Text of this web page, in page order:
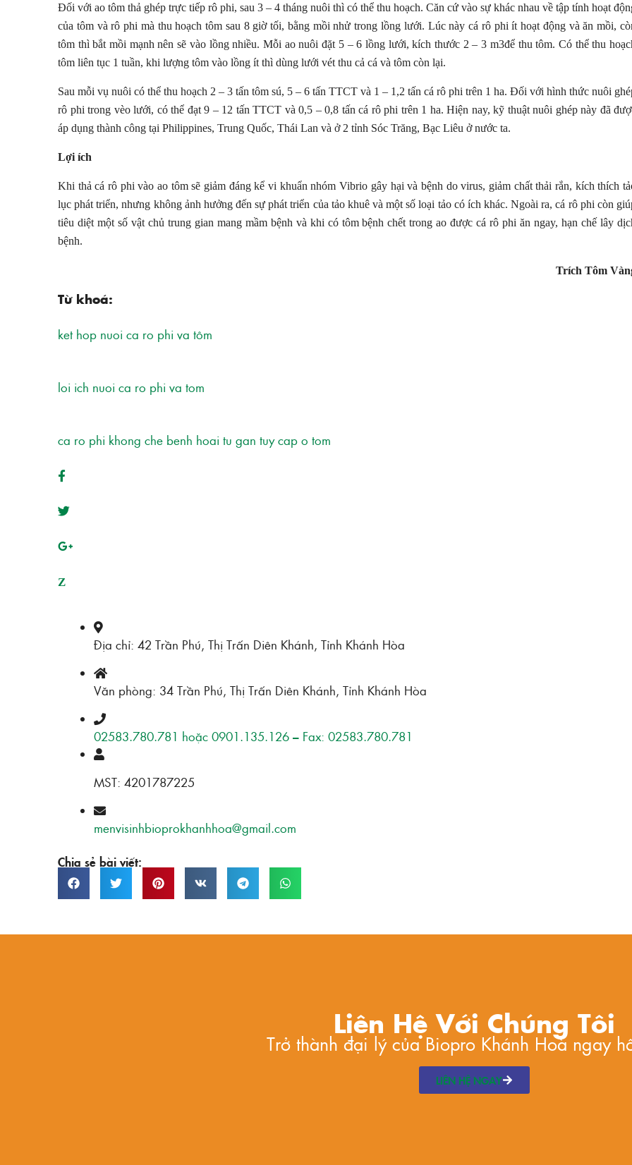
Đối với ao tôm thả ghép trực tiếp rô phi, sau 3 – 4 tháng nuôi thì có thể thu hoạch. Căn cứ vào sự khác nhau về tập tính hoạt
của tôm và rô phi mà thu hoạch tôm sau 8 giờ tối, bằng mồi nhử trong lồng lưới. Lúc này cá rô phi ít hoạt động và ăn mồi,
tôm thì bắt mồi mạnh nên sẽ vào lồng nhiều. Mỗi ao nuôi đặt 5 – 6 lồng lưới, kích thước 2 – 3 m3để thu tôm. Có thể thu
tôm liên tục 1 tuần, khi lượng tôm vào lồng ít thì dùng lưới vét thu cả cá và tôm còn lại.
Sau mỗi vụ nuôi có thể thu hoạch 2 – 3 tấn tôm sú, 5 – 6 tấn TTCT và 1 – 1,2 tấn cá rô phi trên 1 ha. Đối với hình thức nuôi
rô phi trong vèo lưới, có thể đạt 9 – 12 tấn TTCT và 0,5 – 0,8 tấn cá rô phi trên 1 ha. Hiện nay, kỹ thuật nuôi ghép này đã
áp dụng thành công tại Philippines, Trung Quốc, Thái Lan và ở 2 tỉnh Sóc Trăng, Bạc Liêu ở nước ta.
Lợi ích
Khi thả cá rô phi vào ao tôm sẽ giảm đáng kể vi khuẩn nhóm Vibrio gây hại và bệnh do virus, giảm chất thải rắn, kích thích
lục phát triển, nhưng không ảnh hưởng đến sự phát triển của tảo khuê và một số loại tảo có ích khác. Ngoài ra, cá rô phi còn
tiêu diệt một số vật chủ trung gian mang mầm bệnh và khi có tôm bệnh chết trong ao được cá rô phi ăn ngay, hạn chế lây
bệnh.
Trích Tôm
Từ khoá:
ket hop nuoi ca ro phi va tôm
loi ich nuoi ca ro phi va tom
ca ro phi khong che benh hoai tu gan tuy cap o tom
Z
Địa chỉ: 42 Trần Phú, Thị Trấn Diên Khánh, Tỉnh Khánh Hòa
Văn phòng: 34 Trần Phú, Thị Trấn Diên Khánh, Tỉnh Khánh Hòa
02583.780.781 hoặc 0901.135.126 – Fax: 02583.780.781
MST: 4201787225
menvisinhbioprokhanhhoa@gmail.com
Chia sẻ bài viết:
Liên Hệ Với Chúng Tôi
Trở thành đại lý của Biopro Khánh Hoà ngay
LIÊN HỆ NGAY